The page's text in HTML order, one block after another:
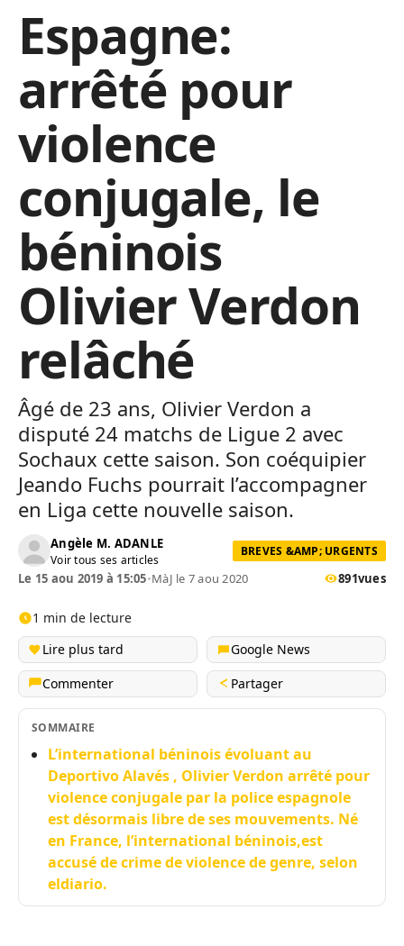
Espagne:
arrêté pour
violence
conjugale, le
béninois
Olivier Verdon
relâché
Âgé de 23 ans, Olivier Verdon a
disputé 24 matchs de Ligue 2 avec
Sochaux cette saison. Son coéquipier
Jeando Fuchs pourrait l’accompagner
en Liga cette nouvelle saison.
Angèle M. ADANLE
Voir tous ses articles
BREVES &AMP; URGENTS
Le 15 aou 2019 à 15:05•MàJ le 7 aou 2020 891vues
1 min de lecture
Lire plus tard
Google News
Commenter
Partager
SOMMAIRE
L’international béninois évoluant au
Deportivo Alavés , Olivier Verdon arrêté pour
violence conjugale par la police espagnole
est désormais libre de ses mouvements. Né
en France, l’international béninois,est
accusé de crime de violence de genre, selon
eldiario.